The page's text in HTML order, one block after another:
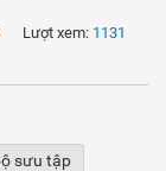
Lượt xem: 1131
sưu tập